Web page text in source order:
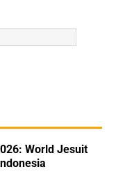
World Jesuit